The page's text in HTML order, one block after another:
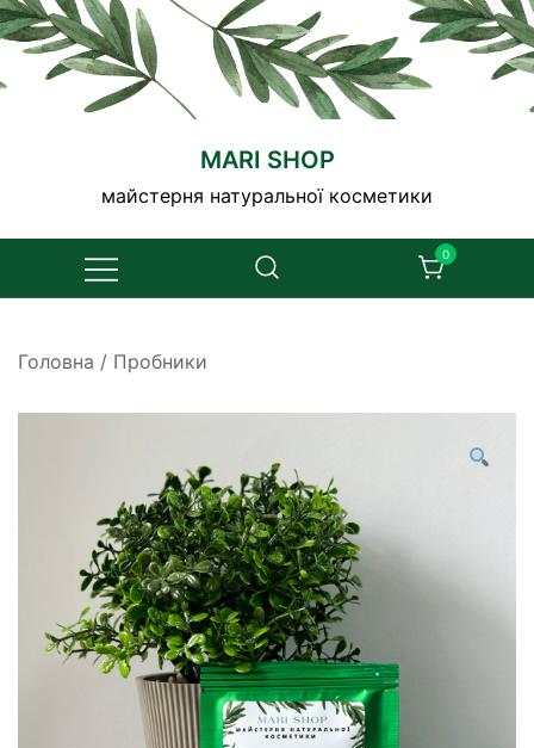
Перейти
до
вмісту
MARI SHOP
майстерня натуральної косметики
0
Головна / Пробники